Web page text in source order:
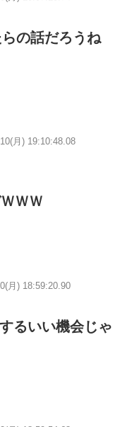
の話だろうね
月) 19:10:48.08
ＷＷ
月) 18:59:20.90
るいい機会じゃ